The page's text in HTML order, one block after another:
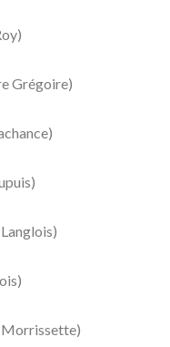
Grégoire)
Morrissette)